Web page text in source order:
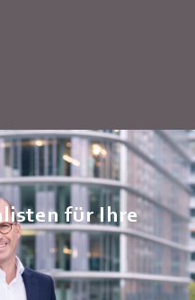
für Ihre